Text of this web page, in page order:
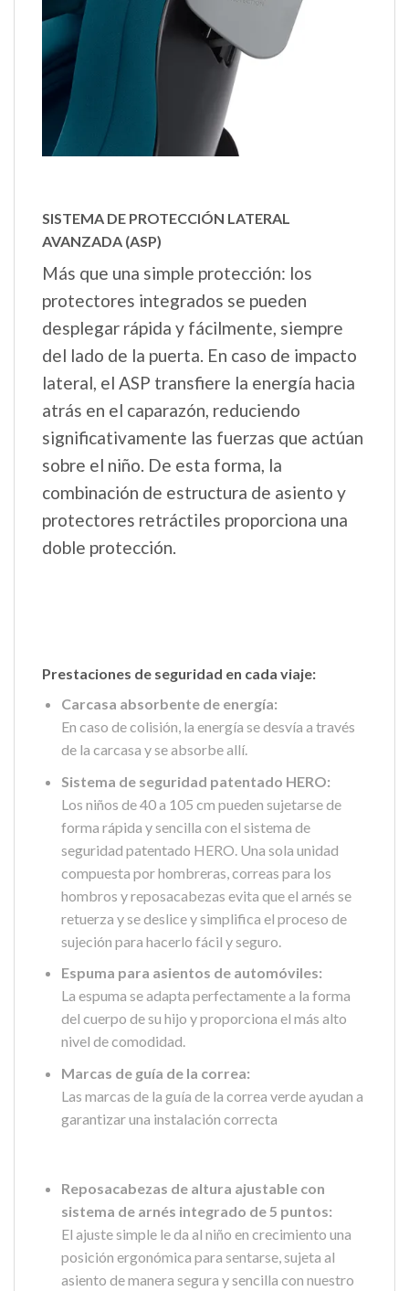
SISTEMA DE PROTECCIÓN LATERAL
AVANZADA (ASP)
Más que una simple protección: los
protectores integrados se pueden
desplegar rápida y fácilmente, siempre
del lado de la puerta. En caso de impacto
lateral, el ASP transfiere la energía hacia
atrás en el caparazón, reduciendo
significativamente las fuerzas que actúan
sobre el niño. De esta forma, la
combinación de estructura de asiento y
protectores retráctiles proporciona una
doble protección.
Prestaciones de seguridad en cada viaje:
Carcasa absorbente de energía:
En caso de colisión, la energía se desvía a través
de la carcasa y se absorbe allí.
Sistema de seguridad patentado HERO:
Los niños de 40 a 105 cm pueden sujetarse de
forma rápida y sencilla con el sistema de
seguridad patentado HERO. Una sola unidad
compuesta por hombreras, correas para los
hombros y reposacabezas evita que el arnés se
retuerza y ​​se deslice y simplifica el proceso de
sujeción para hacerlo fácil y seguro.
Espuma para asientos de automóviles:
La espuma se adapta perfectamente a la forma
del cuerpo de su hijo y proporciona el más alto
nivel de comodidad.
Marcas de guía de la correa:
Las marcas de la guía de la correa verde ayudan a
garantizar una instalación correcta
Reposacabezas de altura ajustable con
sistema de arnés integrado de 5 puntos:
El ajuste simple le da al niño en crecimiento una
posición ergonómica para sentarse, sujeta al
asiento de manera segura y sencilla con nuestro